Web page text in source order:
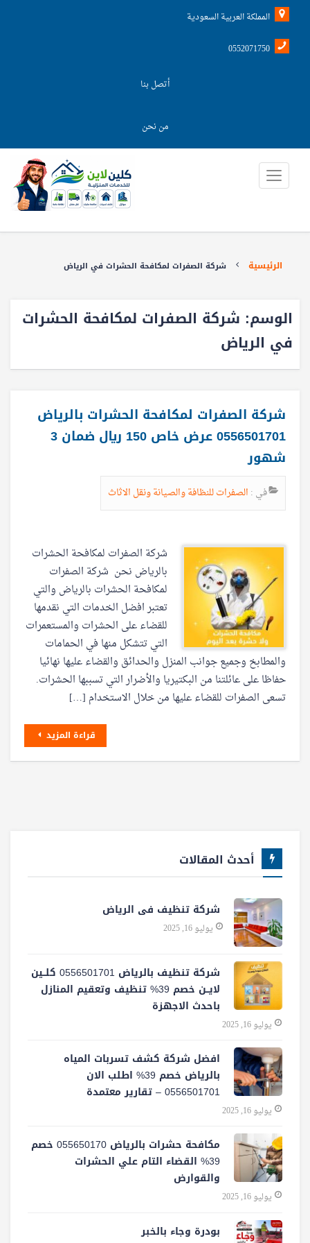
المملكة العربية السعودية
0552071750
أتصل بنا
من نحن
الرئيسية شركة الصفرات لمكافحة الحشرات في الرياض
الوسم: شركة الصفرات لمكافحة الحشرات
في الرياض
شركة الصفرات لمكافحة الحشرات بالرياض
0556501701 عرض خاص 150 ريال ضمان 3
شهور
في : الصفرات للنظافة والصيانة ونقل الاثاث
شركة الصفرات لمكافحة الحشرات
بالرياض نحن شركة الصفرات
لمكافحة الحشرات بالرياض والتي
تعتبر افضل الخدمات التي نقدمها
للقضاء على الحشرات والمستعمرات
التي تتشكل منها في الحمامات
والمطابخ وجميع جوانب المنزل والحدائق والقضاء عليها نهائيا
حفاظا على عائلتنا من البكتيريا والأضرار التي تسببها الحشرات.
تسعى الصفرات للقضاء عليها من خلال الاستخدام […]
قراءة المزيد
أحدث المقالات
شركة تنظيف فى الرياض
يوليو 16, 2025
شركة تنظيف بالرياض 0556501701 كلــين
لايــن خصم 39% تنظيف وتعقيم المنازل
باحدث الاجهزة
يوليو 16, 2025
افضل شركة كشف تسربات المياه
بالرياض خصم 39% اطلب الان
0556501701‬‏ – تقارير معتمدة
يوليو 16, 2025
مكافحة حشرات بالرياض 055650170 خصم
39% القضاء التام علي الحشرات
والقوارض
يوليو 16, 2025
بودرة وجاء بالخبر